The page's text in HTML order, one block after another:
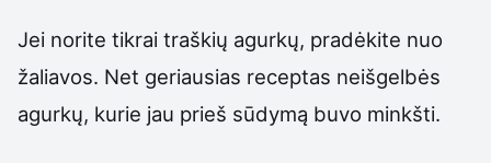
Jei norite tikrai traškių agurkų, pradėkite nuo
žaliavos. Net geriausias receptas neišgelbės
agurkų, kurie jau prieš sūdymą buvo minkšti.